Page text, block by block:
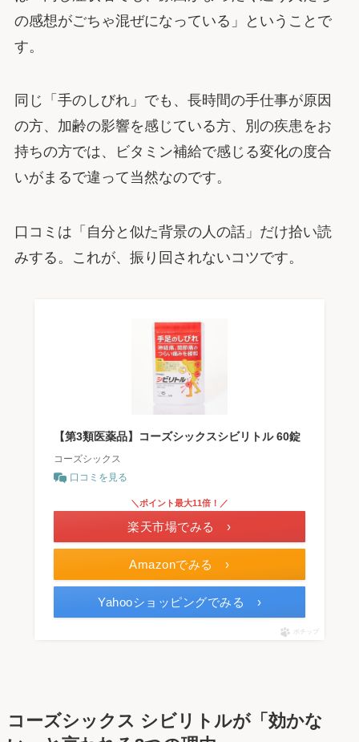
の感想がごちゃ混ぜになっている」ということで
す。
同じ「手のしびれ」でも、長時間の手仕事が原因
の方、加齢の影響を感じている方、別の疾患をお
持ちの方では、ビタミン補給で感じる変化の度合
いがまるで違って当然なのです。
口コミは「自分と似た背景の人の話」だけ拾い読
みする。これが、振り回されないコツです。
【第3類医薬品】コーズシックスシビリトル 60錠
コーズシックス
口コミを見る
Amazonでみる ›
＼ポイント最大11倍！／
楽天市場でみる ›
Yahooショッピングでみる ›
ポチップ
コーズシックス シビリトルが「効かな